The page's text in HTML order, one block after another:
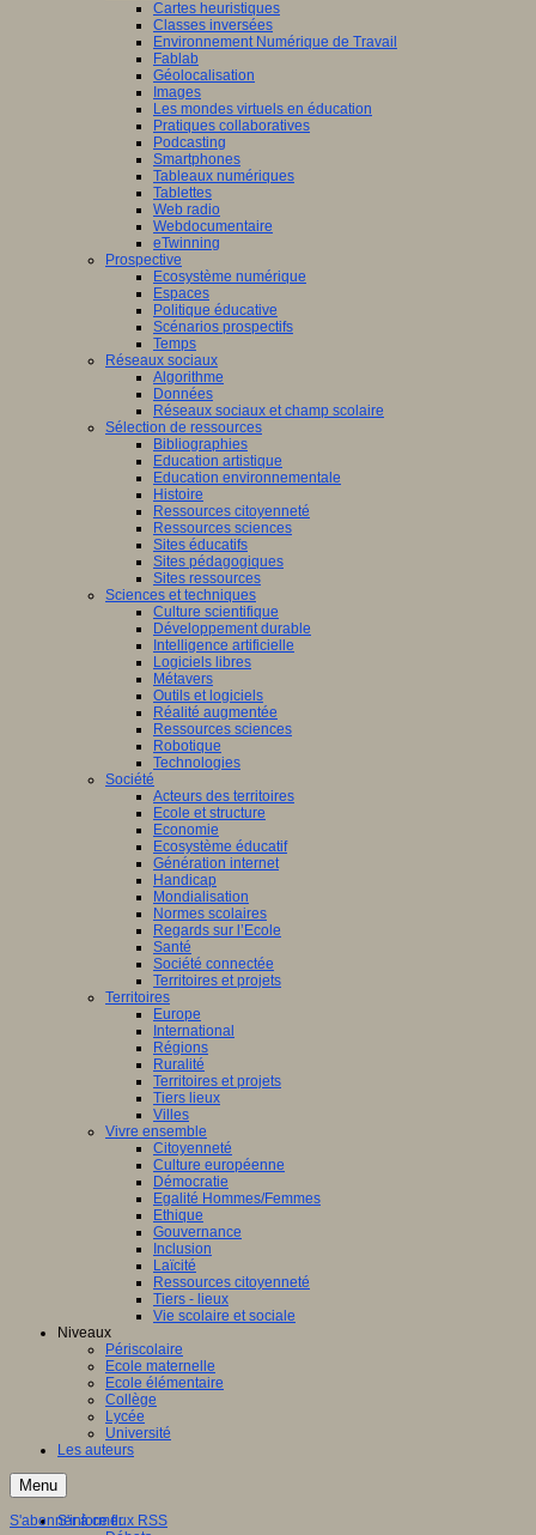
Cartes heuristiques
Classes inversées
Environnement Numérique de Travail
Fablab
Géolocalisation
Images
Les mondes virtuels en éducation
Pratiques collaboratives
Podcasting
Smartphones
Tableaux numériques
Tablettes
Web radio
Webdocumentaire
eTwinning
Prospective
Ecosystème numérique
Espaces
Politique éducative
Scénarios prospectifs
Temps
Réseaux sociaux
Algorithme
Données
Réseaux sociaux et champ scolaire
Sélection de ressources
Bibliographies
Education artistique
Education environnementale
Histoire
Ressources citoyenneté
Ressources sciences
Sites éducatifs
Sites pédagogiques
Sites ressources
Sciences et techniques
Culture scientifique
Développement durable
Intelligence artificielle
Logiciels libres
Métavers
Outils et logiciels
Réalité augmentée
Ressources sciences
Robotique
Technologies
Société
Acteurs des territoires
Ecole et structure
Economie
Ecosystème éducatif
Génération internet
Handicap
Mondialisation
Normes scolaires
Regards sur l’Ecole
Santé
Société connectée
Territoires et projets
Territoires
Europe
International
Régions
Ruralité
Territoires et projets
Tiers lieux
Villes
Vivre ensemble
Citoyenneté
Culture européenne
Démocratie
Egalité Hommes/Femmes
Ethique
Gouvernance
Inclusion
Laïcité
Ressources citoyenneté
Tiers - lieux
Vie scolaire et sociale
Niveaux
Périscolaire
Ecole maternelle
Ecole élémentaire
Collège
Lycée
Université
Les auteurs
Menu
S'informer
S'abonner à ce flux RSS